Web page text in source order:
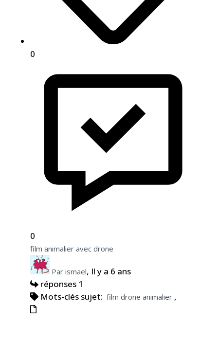
0
0
film animalier avec drone
Par ismael, Il y a 6 ans
réponses 1
Mots-clés sujet: film drone animalier ,